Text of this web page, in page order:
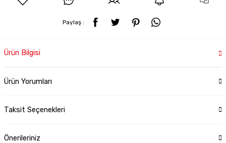
Paylaş :
Ürün Bilgisi
Ürün Yorumları
Taksit Seçenekleri
Önerileriniz